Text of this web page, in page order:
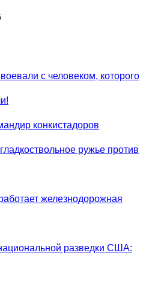
с человеком, которого
конкистадоров
ружье против
железнодорожная
разведки США: